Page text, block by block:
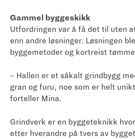
Gammel byggeskikk
Utfordringen var å få det til uten
enn andre løsninger. Løsningen
byggemetoder og kortreist
– Hallen er et såkalt grindbygg
gran og furu, noe som er helt
forteller Mina.
Grindverk er en byggeteknikk
etter hverandre på tvers av